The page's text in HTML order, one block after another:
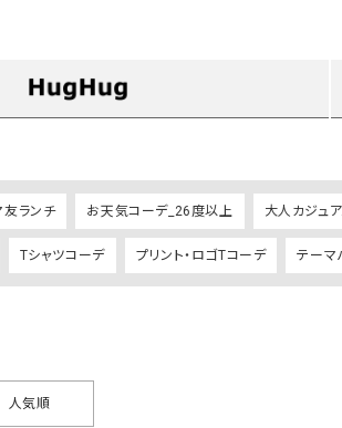
ロング・マキシ丈
すべて見る
ンツ ロング・マキシ丈
バッグ
デニムパンツ
コート
友ランチ お天気コーデ_26度以上 大人カジュ
Tシャツコーデ プリント・ロゴTコーデ テーマ
人気順